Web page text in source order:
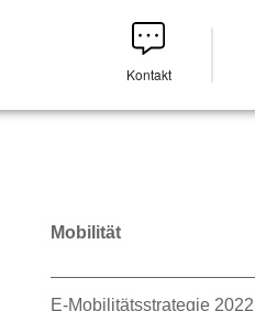
Kontakt
Mobilität
E-Mobilitätsstrategie 2022